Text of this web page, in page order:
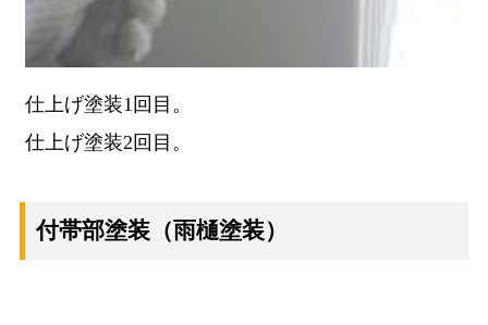
仕上げ塗装1回目。
仕上げ塗装2回目。
付帯部塗装 （雨樋塗装）